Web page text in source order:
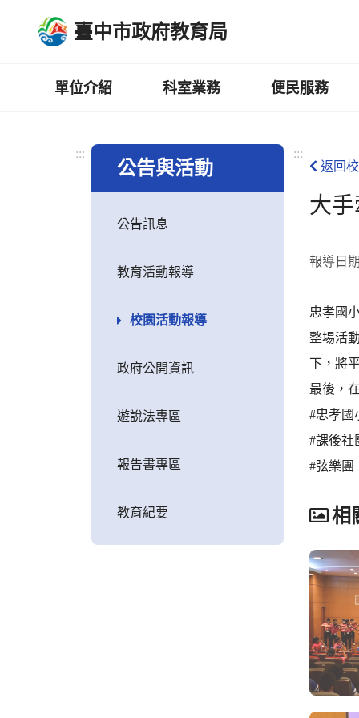
臺中市政府教育局
單位介紹 科室業務 便民服務
:::
公告與活動
公告訊息
教育活動報導
校園活動報導
政府公開資訊
遊說法專區
報告書專區
教育紀要
:::
返回
大
報導日
忠孝國
整場活
下，將
最後，
#忠孝國
#課後社
#弦樂團
相